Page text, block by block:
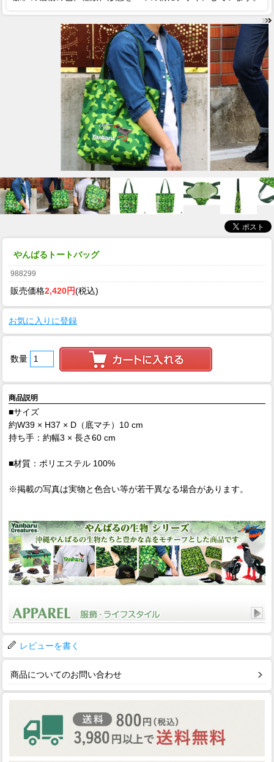
やんばるトートバッグ
988299
販売価格2,420円(税込)
お気に入りに登録
数量
商品説明
■サイズ
約W39 × H37 × D（底マチ）10 cm
持ち手：約幅3 × 長さ60 cm
■材質：ポリエステル 100%
※掲載の写真は実物と色合い等が若干異なる場合があります。
レビューを書く
商品についてのお問い合わせ